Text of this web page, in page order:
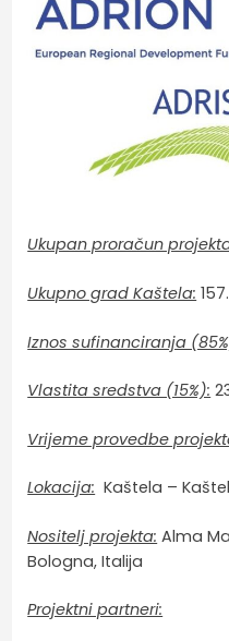
Ukupan proračun
Ukupno grad Kaštela:
Iznos sufinanciranja
Vlastita sredstva (15%):
Vrijeme provedbe
Lokacija: Kaštela –
Nositelj projekta: Alma
Bologna, Italija
Projektni partneri: